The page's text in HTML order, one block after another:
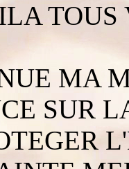
TOUS
MA
SUR